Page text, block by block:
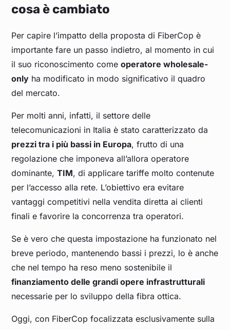
cosa è cambiato
Per capire l’impatto della proposta di FiberCop è
importante fare un passo indietro, al momento in cui
il suo riconoscimento comeoperatore wholesale-
only ha modificato in modo significativo il quadro
del mercato.
Per molti anni, infatti, il settore delle
telecomunicazioni in Italia è stato caratterizzato da
prezzi tra i più bassi in Europa, frutto di una
regolazione che imponeva all’allora operatore
dominante,TIM, di applicare tariffe molto contenute
per l’accesso alla rete. L’obiettivo era evitare
vantaggi competitivi nella vendita diretta ai clienti
finali e favorire la concorrenza tra operatori.
Se è vero che questa impostazione ha funzionato nel
breve periodo, mantenendo bassi i prezzi, lo è anche
che nel tempo ha reso meno sostenibile il
finanziamento delle grandi opere infrastrutturali
necessarie per lo sviluppo della fibra ottica.
Oggi, con FiberCop focalizzata esclusivamente sulla